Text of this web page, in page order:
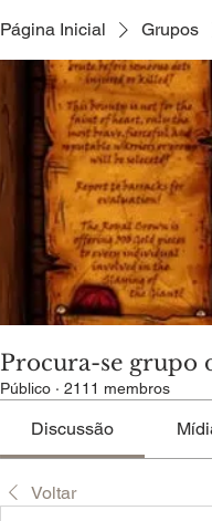
Página Inicial Grupos
Procura-se grupo
Público · 2111 membros
Discussão
Voltar